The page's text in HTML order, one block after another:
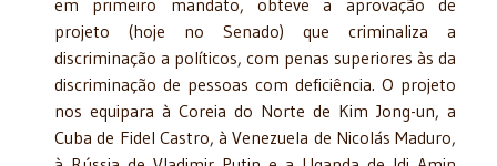
projeto (hoje no Senado) que criminaliza a
discriminação a políticos, com penas superiores às da
discriminação de pessoas com deficiência. O projeto
nos equipara à Coreia do Norte de Kim Jong-un, a
Cuba de Fidel Castro, à Venezuela de Nicolás Maduro,